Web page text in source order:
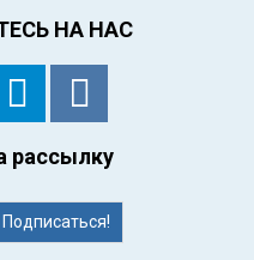
НА НАС
рассылку
Подписаться!